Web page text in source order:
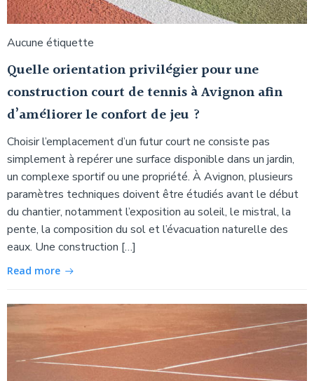
Aucune étiquette
Quelle orientation privilégier pour une
construction court de tennis à Avignon afin
d’améliorer le confort de jeu ?
Choisir l’emplacement d’un futur court ne consiste pas
simplement à repérer une surface disponible dans un jardin,
un complexe sportif ou une propriété. À Avignon, plusieurs
paramètres techniques doivent être étudiés avant le début
du chantier, notamment l’exposition au soleil, le mistral, la
pente, la composition du sol et l’évacuation naturelle des
eaux. Une construction […]
Read more